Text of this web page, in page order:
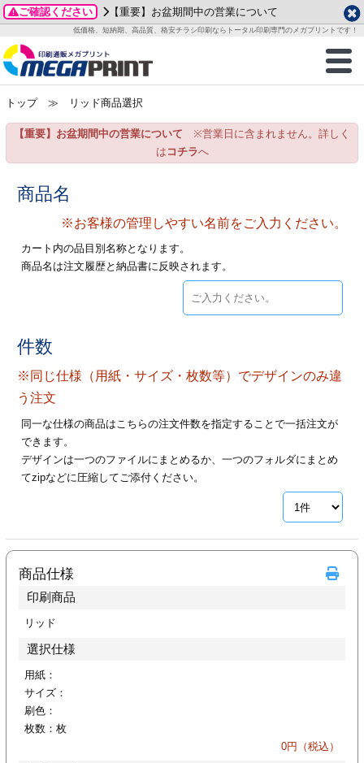
ご確認ください 【重要】お盆期間中の営業について
低価格、短納期、高品質、格安チラシ印刷ならトータル印刷専門のメガプリントです！
商品一覧
グッズ
ステッカー
ックカード印刷
業ツール印刷
ィ・販促グッズ
イズ
ご利用ガイド
お客様へ
いて
方法
/送料について
刷
カード印刷
ックカード名刺
ムカード
印刷
ー印刷
ード印刷
刷
印刷
フォルダー
ファイル印刷
印刷
データ作成ガイド
成前に
ガイド
加工指示ガイド
テンプレート
ード印刷
名刺印刷
ックカード
ード印刷
刷
印刷
形マル型
印刷
名刺印刷
印刷
ムカード印刷
ード印刷
一覧
わせ
り
プル請求
2026年 8月
月
火 水 木 金
土
3
4 5 6 7
8
15
24
25
2026年 9月
月
火 水 木 金
土
12
21
22
28
29 30
・・休業日
トップ≫ リッド商品選択
【重要】お盆期間中の営業について ※営業日に含まれません。詳しく
は コチラへ
商品名
※お客様の管理しやすい名前をご入力ください。
カート内の品目別名称となります。
商品名は注文履歴と納品書に反映されます。
件数
※同じ仕様（用紙・サイズ・枚数等）でデザインのみ違
う注文
同一な仕様の商品はこちらの注文件数を指定することで一括注文が
できます。
デザインは一つのファイルにまとめるか、一つのフォルダにまとめ
てzipなどに圧縮してご添付ください。
商品仕様
印刷商品
リッド
選択仕様
用紙：
サイズ：
刷色：
枚数： 枚
0円（税込）